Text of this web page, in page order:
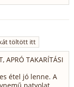
töltött itt
APRÓ TAKARÍTÁSI
étel jó lenne. A